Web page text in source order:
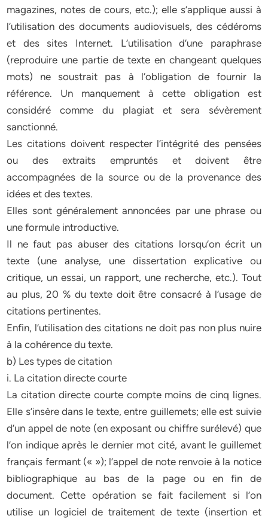
magazines, notes de cours, etc.); elle s’applique aussi à
l’utilisation des documents audiovisuels, des cédéroms
et des sites Internet. L’utilisation d’une paraphrase
(reproduire une partie de texte en changeant quelques
mots) ne soustrait pas à l’obligation de fournir la
référence. Un manquement à cette obligation est
considéré comme du plagiat et sera sévèrement
sanctionné.
Les citations doivent respecter l’intégrité des pensées
ou des extraits empruntés et doivent être
accompagnées de la source ou de la provenance des
idées et des textes.
Elles sont généralement annoncées par une phrase ou
une formule introductive.
Il ne faut pas abuser des citations lorsqu’on écrit un
texte (une analyse, une dissertation explicative ou
critique, un essai, un rapport, une recherche, etc.). Tout
au plus, 20 % du texte doit être consacré à l’usage de
citations pertinentes.
Enfin, l’utilisation des citations ne doit pas non plus nuire
à la cohérence du texte.
b) Les types de citation
i. La citation directe courte
La citation directe courte compte moins de cinq lignes.
Elle s’insère dans le texte, entre guillemets; elle est suivie
d’un appel de note (en exposant ou chiffre surélevé) que
l’on indique après le dernier mot cité, avant le guillemet
français fermant (« »); l’appel de note renvoie à la notice
bibliographique au bas de la page ou en fin de
document. Cette opération se fait facilement si l’on
utilise un logiciel de traitement de texte (insertion et